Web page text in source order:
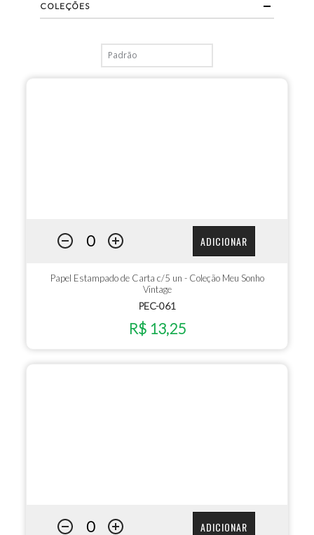
ADICIONAR
Papel Estampado de Carta c/5 un - Coleção Meu Sonho
Vintage
PEC-061
R$ 13,25
ADICIONAR
COLEÇÕES